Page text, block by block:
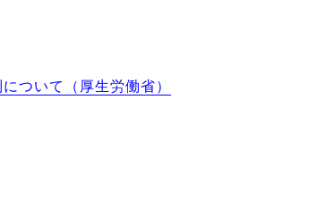
ついて（厚生労働省）